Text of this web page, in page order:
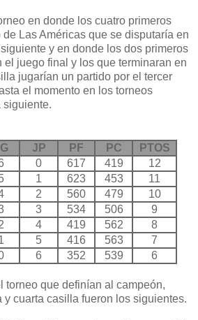
en donde los cuatro primeros
Las Américas que se disputaría en
y en donde los dos primeros
juego final y los que terminaran en
jugarían un partido por el tercer
el momento en los torneos
siguiente.
JP PF PC
PTOS
0 617 419
12
1 623 453
11
2 560 479
10
3 534 506
9
4 419 562
8
5 416 563
7
6 352 539 6
torneo que definían al campeón,
y cuarta casilla fueron los siguientes.